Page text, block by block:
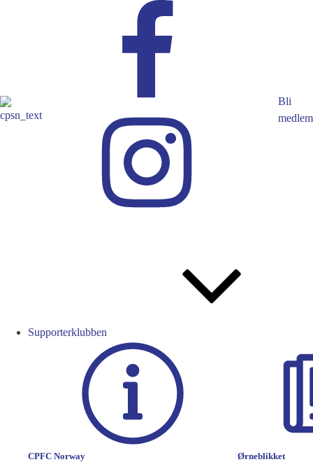
Bli
medlem
Supporterklubben
CPFC Norway Ørneblikket